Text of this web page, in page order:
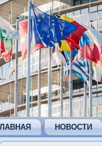
НОВОСТИ